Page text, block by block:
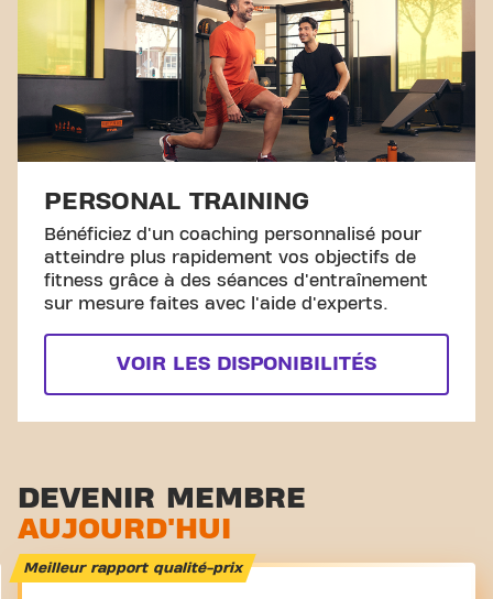
PERSONAL TRAINING
Bénéficiez d'un coaching personnalisé pour
atteindre plus rapidement vos objectifs de
fitness grâce à des séances d'entraînement
sur mesure faites avec l'aide d'experts.
VOIR LES DISPONIBILITÉS
DEVENIR MEMBRE
AUJOURD'HUI
Meilleur rapport qualité-prix